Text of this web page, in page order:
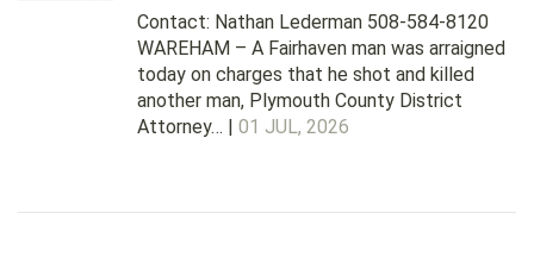
Contact: Nathan Lederman 508-584-8120
WAREHAM – A Fairhaven man was arraigned
today on charges that he shot and killed
another man, Plymouth County District
Attorney… | 01 JUL, 2026